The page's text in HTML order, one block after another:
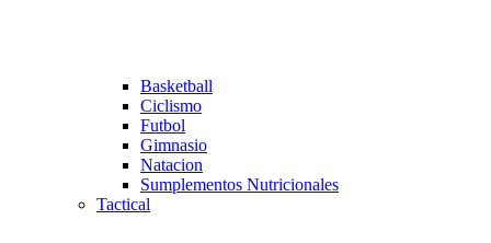
Basketball
Ciclismo
Futbol
Gimnasio
Natacion
Sumplementos Nutricionales
Tactical